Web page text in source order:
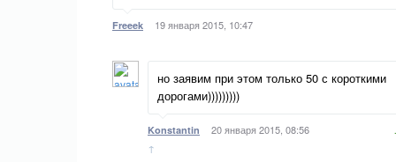
Freeek 19 января 2015, 10:47
но заявим при этом только 50 с короткими
дорогами)))))))))
Konstantin 20 января 2015, 08:56
↑